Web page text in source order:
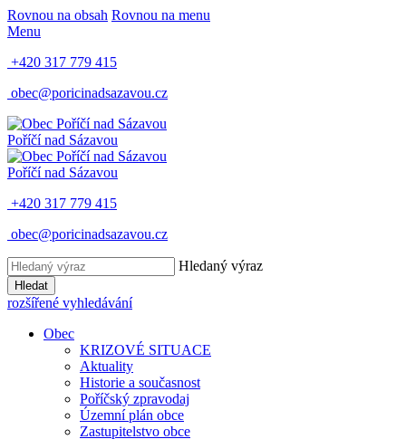
Rovnou na obsah Rovnou na menu
Menu
+420 317 779 415
obec@poricinadsazavou.cz
Poříčí nad Sázavou
Poříčí nad Sázavou
+420 317 779 415
obec@poricinadsazavou.cz
Hledaný výraz
Hledat
rozšířené vyhledávání
Obec
KRIZOVÉ SITUACE
Aktuality
Historie a současnost
Poříčský zpravodaj
Územní plán obce
Zastupitelstvo obce